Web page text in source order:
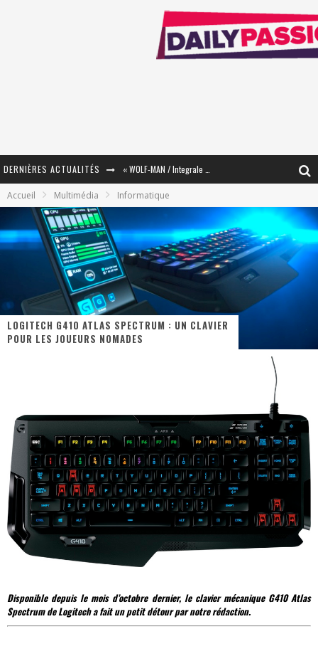
DERNIÈRES ACTUALITÉS
« Mon Village Révolté » - Combattre un Projet !
« Le Béton et le Bambou / Propositions pour Mayotte et le Monde. » - Améliorations !
Star Fox
PsyRiver 2026 : la magie revient sur les rives de l’Aar
« Damn Them All » - Un duo de Choc !
Yoshi and the mysterious book
Accueil Multimédia Informatique
LOGITECH G410 ATLAS SPECTRUM : UN CLAVIER
POUR LES JOUEURS NOMADES
Disponible depuis le mois d’octobre dernier, le clavier mécanique G410 Atlas
Spectrum de Logitech a fait un petit détour par notre rédaction.